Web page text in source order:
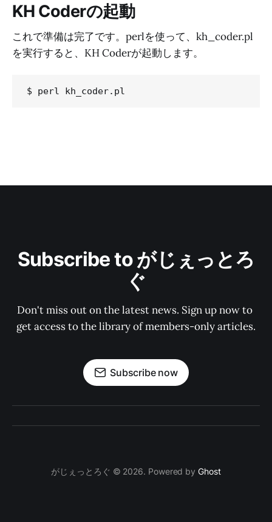
KH Coderの起動
これで準備は完了です。perlを使って、kh_coder.pl
を実行すると、KH Coderが起動します。
Subscribe to がじぇっとろ
ぐ
Don't miss out on the latest news. Sign up now to
get access to the library of members-only articles.
Subscribe now
がじぇっとろぐ © 2026. Powered byGhost